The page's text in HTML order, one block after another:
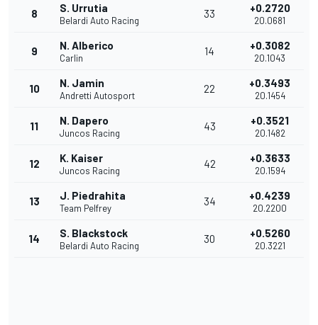
8 S. Urrutia
Belardi Auto Racing
33 +0.2720
20.0681
9 N. Alberico
Carlin
14 +0.3082
20.1043
10 N. Jamin
Andretti Autosport
22 +0.3493
20.1454
11 N. Dapero
Juncos Racing
43 +0.3521
20.1482
12 K. Kaiser
Juncos Racing
42 +0.3633
20.1594
13 J. Piedrahita
Team Pelfrey
34 +0.4239
20.2200
14 S. Blackstock
Belardi Auto Racing
30 +0.5260
20.3221